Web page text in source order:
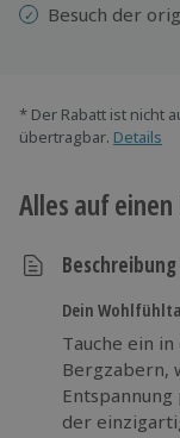
Besuch der
* Der Rabatt ist nicht
übertragbar. Details
Alles auf
Beschreibung
Dein
Tauche ein
Bergzabern,
Entspannung
der